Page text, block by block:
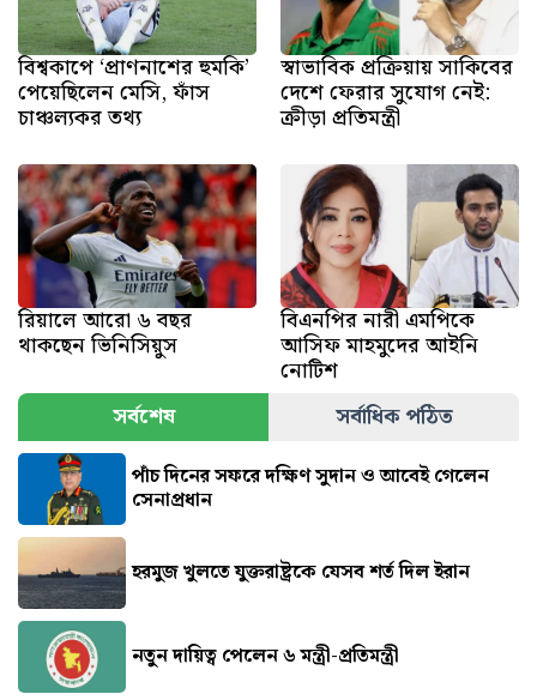
বিশ্বকাপে ‘প্রাণনাশের হুমকি’
পেয়েছিলেন মেসি, ফাঁস
চাঞ্চল্যকর তথ্য
স্বাভাবিক প্রক্রিয়ায় সাকিবের
দেশে ফেরার সুযোগ নেই:
ক্রীড়া প্রতিমন্ত্রী
রিয়ালে আরো ৬ বছর
থাকছেন ভিনিসিয়ুস
বিএনপির নারী এমপিকে
আসিফ মাহমুদের আইনি
নোটিশ
সর্বশেষ
সর্বাধিক পঠিত
পাঁচ দিনের সফরে দক্ষিণ সুদান ও আবেই গেলেন
সেনাপ্রধান
হরমুজ খুলতে যুক্তরাষ্ট্রকে যেসব শর্ত দিল ইরান
নতুন দায়িত্ব পেলেন ৬ মন্ত্রী-প্রতিমন্ত্রী